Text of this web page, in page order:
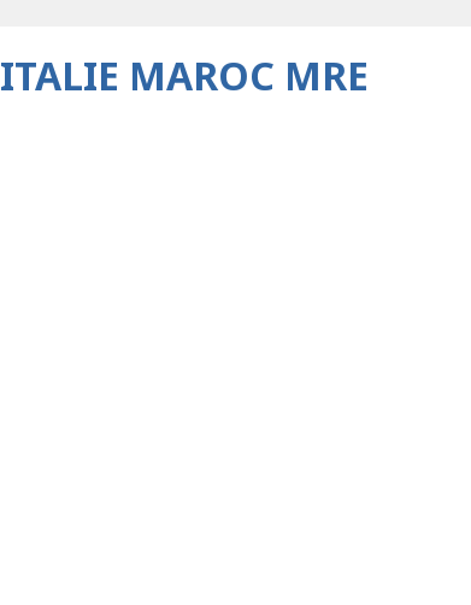
ITALIE MAROC MRE